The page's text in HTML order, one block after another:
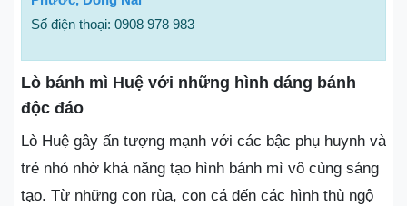
Số điện thoại: 0908 978 983
Lò bánh mì Huệ với những hình dáng bánh
độc đáo
Lò Huệ gây ấn tượng mạnh với các bậc phụ huynh và
trẻ nhỏ nhờ khả năng tạo hình bánh mì vô cùng sáng
tạo. Từ những con rùa, con cá đến các hình thù ngộ